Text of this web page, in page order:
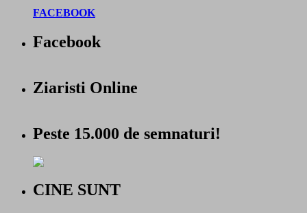
FACEBOOK
Facebook
Ziaristi Online
Peste 15.000 de semnaturi!
CINE SUNT